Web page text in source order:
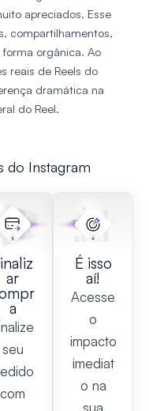
apreciados. Esse
compartilhamentos,
orgânica. Ao
reais de Reels do
dramática na
do Reel.
do Instagram
ar
a
seu
com
É isso
aí!
Acesse
o
impacto
imediat
o na
sua